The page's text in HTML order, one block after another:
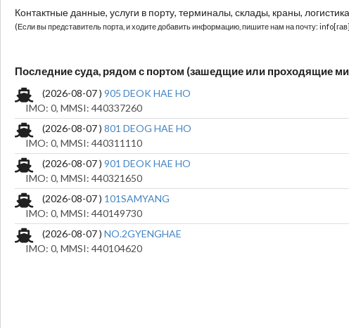
Контактные данные, услуги в порту, терминалы, склады, краны,
(Если вы представитель порта, и ходите добавить информацию, пишите нам на почту:
Последние суда, рядом с портом (зашедщие или проходящие
(2026-08-07 ) 905 DEOK HAE HO
IMO: 0, MMSI: 440337260
(2026-08-07 ) 801 DEOG HAE HO
IMO: 0, MMSI: 440311110
(2026-08-07 ) 901 DEOK HAE HO
IMO: 0, MMSI: 440321650
(2026-08-07 ) 101SAMYANG
IMO: 0, MMSI: 440149730
(2026-08-07 ) NO.2GYENGHAE
IMO: 0, MMSI: 440104620